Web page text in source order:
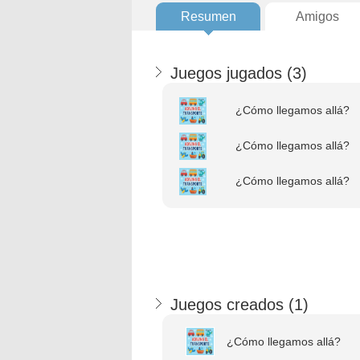
Resumen Amigos
Juegos jugados (3)
¿Cómo llegamos allá?
¿Cómo llegamos allá?
¿Cómo llegamos allá?
Juegos creados (1)
¿Cómo llegamos allá?